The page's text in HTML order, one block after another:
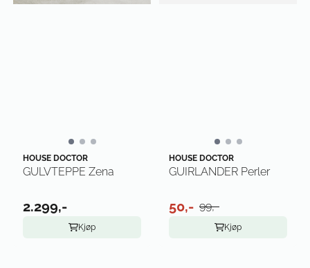
HOUSE DOCTOR
GULVTEPPE Zena
2.299,-
Kjøp
HOUSE DOCTOR
GUIRLANDER Perler
50,- 99,-
Kjøp